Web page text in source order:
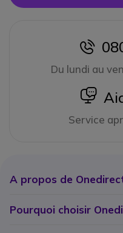
Du lundi au
Service
A propos de
Pourquoi choisir